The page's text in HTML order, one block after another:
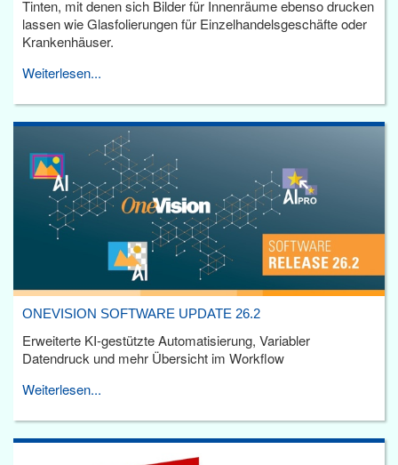
Tinten, mit denen sich Bilder für Innenräume ebenso drucken
lassen wie Glasfolierungen für Einzelhandelsgeschäfte oder
Krankenhäuser.
Weiterlesen...
ONEVISION SOFTWARE UPDATE 26.2
Erweiterte KI-gestützte Automatisierung, Variabler
Datendruck und mehr Übersicht im Workflow
Weiterlesen...